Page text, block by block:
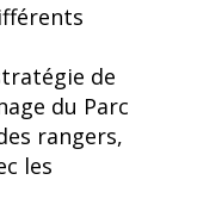
de
du Parc
rangers,
les